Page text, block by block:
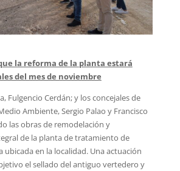
la reforma de la planta estará
del mes de noviembre
Fulgencio Cerdán; y los concejales de
Ambiente, Sergio Palao y Francisco
las obras de remodelación y
de la planta de tratamiento de
ubicada en la localidad. Una actuación
el sellado del antiguo vertedero y